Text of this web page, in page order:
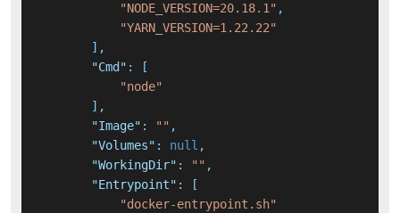
"NODE_VERSION=20.18.1" ,
"YARN_VERSION=1.22.22"
] ,
"Cmd" :
[
"node"
] ,
"Image" : "" ,
"Volumes" : null ,
"WorkingDir" : "" ,
"Entrypoint" :
[
"docker-entrypoint.sh"